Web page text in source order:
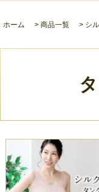
ホーム > 商品一覧 > シ